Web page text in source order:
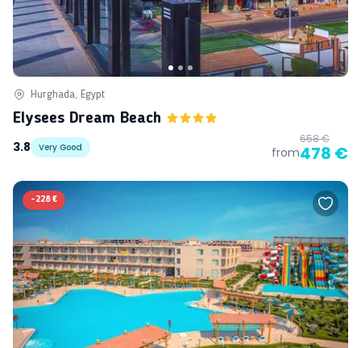
Hurghada, Egypt
Elysees Dream Beach
3.8
Very Good from
658 €
478 €
-228 €